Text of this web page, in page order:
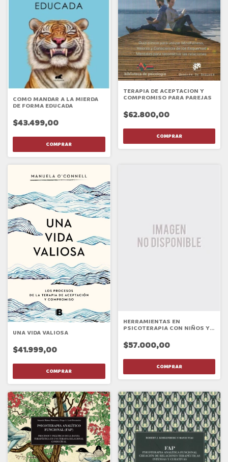
COMO MANDAR A LA MIERDA
DE FORMA EDUCADA
$43.499,00
TERAPIA DE ACEPTACION Y
COMPROMISO PARA PAREJAS
$62.800,00
UNA VIDA VALIOSA
$41.999,00
HERRAMIENTAS EN
PSICOTERAPIA CON NIÑOS Y
$57.000,00